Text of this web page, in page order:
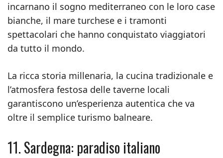
incarnano il sogno mediterraneo con le loro case
bianche, il mare turchese e i tramonti
spettacolari che hanno conquistato viaggiatori
da tutto il mondo.
La ricca storia millenaria, la cucina tradizionale e
l’atmosfera festosa delle taverne locali
garantiscono un’esperienza autentica che va
oltre il semplice turismo balneare.
11. Sardegna: paradiso italiano